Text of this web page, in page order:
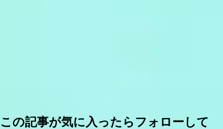
この記事が気に入ったらフォローして